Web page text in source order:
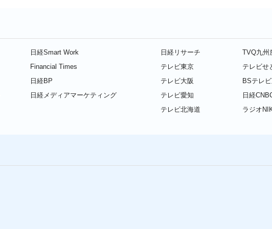
日経Smart Work
Financial Times
日経BP
日経メディアマーケティング
日経リサーチ
テレビ東京
テレビ大阪
テレビ愛知
テレビ北海道
TVQ九州
テレビせ
BSテレ
日経
ラジオ